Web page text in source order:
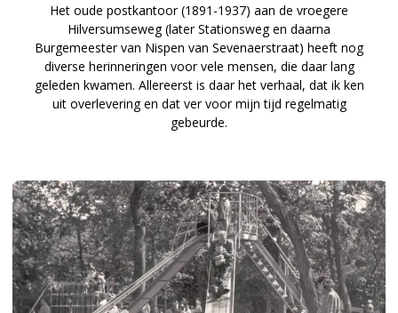
Het oude postkantoor (1891-1937) aan de vroegere
Hilversumseweg (later Stationsweg en daarna
Burgemeester van Nispen van Sevenaerstraat) heeft nog
diverse herinneringen voor vele mensen, die daar lang
geleden kwamen. Allereerst is daar het verhaal, dat ik ken
uit overlevering en dat ver voor mijn tijd regelmatig
gebeurde.